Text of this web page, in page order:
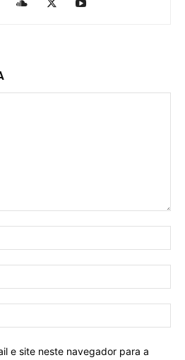
e site neste navegador para a